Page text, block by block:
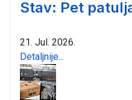
Stav: Pet
21. Jul. 2026.
Detaljnije...